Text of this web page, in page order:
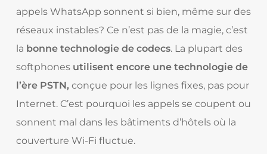
appels WhatsApp sonnent si bien, même sur des
réseaux instables? Ce n’est pas de la magie, c’est
la bonne technologie de codecs. La plupart des
softphones utilisent encore une technologie de
l’ère PSTN,conçue pour les lignes fixes, pas pour
Internet. C’est pourquoi les appels se coupent ou
sonnent mal dans les bâtiments d’hôtels où la
couverture Wi-Fi fluctue.